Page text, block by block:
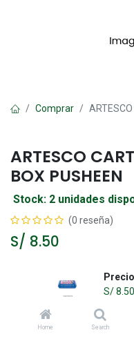
S/8.50
Home Search
Comprar
ARTESCO
BOX PUSHEEN
Stock: 2 unidades
(0 reseña)
S/ 8.50
Agregar a la lista de